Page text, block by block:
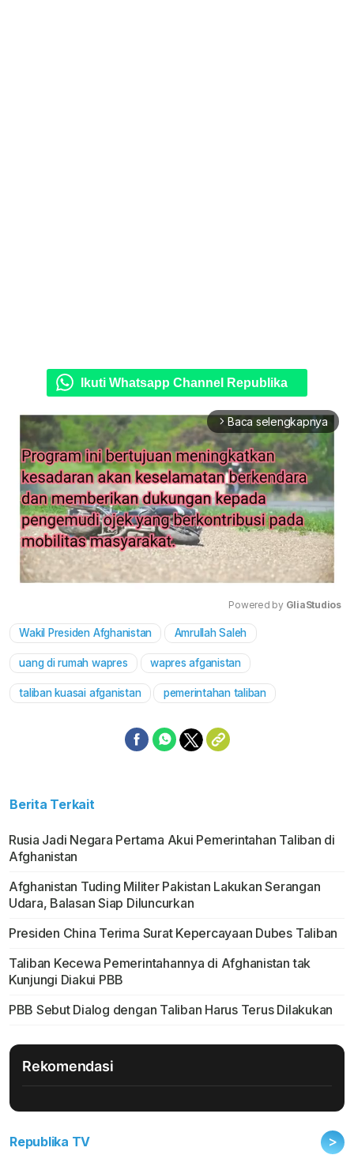
Ikuti Whatsapp Channel Republika
arrow_forward_ios Baca selengkapnya
Powered by GliaStudios
Wakil Presiden Afghanistan Amrullah Saleh
uang di rumah wapres wapres afganistan
taliban kuasai afganistan pemerintahan taliban
Berita Terkait
Rusia Jadi Negara Pertama Akui Pemerintahan Taliban di
Afghanistan
Afghanistan Tuding Militer Pakistan Lakukan Serangan
Udara, Balasan Siap Diluncurkan
Presiden China Terima Surat Kepercayaan Dubes Taliban
Taliban Kecewa Pemerintahannya di Afghanistan tak
Kunjungi Diakui PBB
PBB Sebut Dialog dengan Taliban Harus Terus Dilakukan
Rekomendasi
Republika TV >